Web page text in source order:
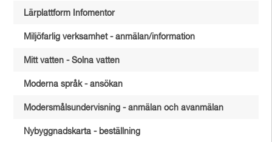
Lärplattform Infomentor
Miljöfarlig verksamhet - anmälan/information
Mitt vatten - Solna vatten
Moderna språk - ansökan
Modersmålsundervisning - anmälan och avanmälan
Nybyggnadskarta - beställning